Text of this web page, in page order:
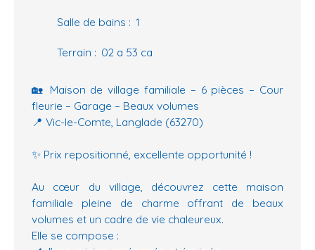
Salle de bains : 1
Terrain : 02 a 53 ca
🏡 Maison de village familiale – 6 pièces – Cour
fleurie – Garage – Beaux volumes
📍 Vic-le-Comte, Langlade (63270)
✨ Prix repositionné, excellente opportunité !
Au cœur du village, découvrez cette maison
familiale pleine de charme offrant de beaux
volumes et un cadre de vie chaleureux.
Elle se compose :